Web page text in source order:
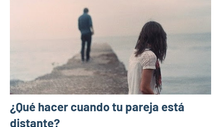
¿Qué hacer cuando tu pareja está
distante?